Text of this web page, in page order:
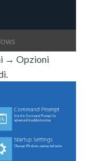
→ Opzioni